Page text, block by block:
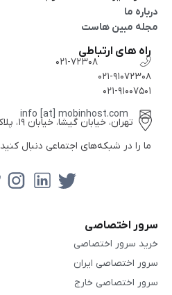
درباره ما
مجله مبین هاست
راه های ارتباطی
۰۲۱-۷۲۳۰۸
۰۲۱-۹۱۰۷۲۳۰۸
۰۲۱-۹۱۰۰۷۵۰۱
info [at] mobinhost.com
تهران، خیابان گیشا، خیابان ۱۹، پلاک 2، طبقه 3، واحد 10
ما را در شبکه‌های اجتماعی دنبال کنید
سرور اختصاصی
خرید سرور اختصاصی
سرور اختصاصی ایران
سرور اختصاصی خارج